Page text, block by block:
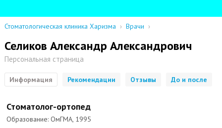
Стоматологическая клиника Харизма › Врачи ›
Селиков Александр Александрович
Персональная страница
Информация Рекомендации Отзывы До и после
Стоматолог-ортопед
Образование: ОмГМА, 1995